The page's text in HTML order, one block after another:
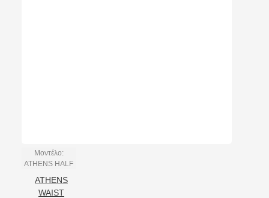
Μοντέλο:
ATHENS HALF
ATHENS
WAIST